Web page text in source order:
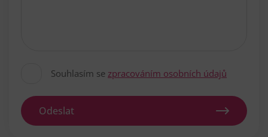
Souhlasím se zpracováním osobních údajů
Odeslat